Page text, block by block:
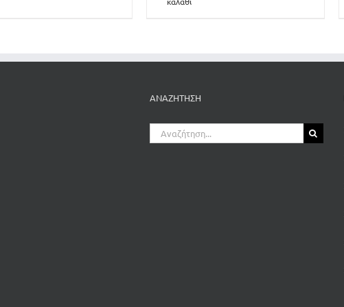
ΑΝΑΖΗΤΗΣΗ
Αναζήτηση
για: